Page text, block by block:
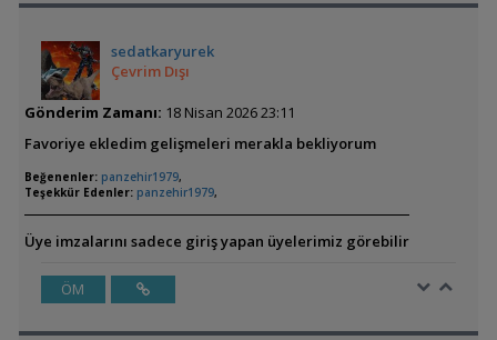
sedatkaryurek
Çevrim Dışı
Gönderim Zamanı: 18 Nisan 2026 23:11
Favoriye ekledim gelişmeleri merakla bekliyorum
Beğenenler: panzehir1979,
Teşekkür Edenler: panzehir1979,
Üye imzalarını sadece giriş yapan üyelerimiz görebilir
ÖM